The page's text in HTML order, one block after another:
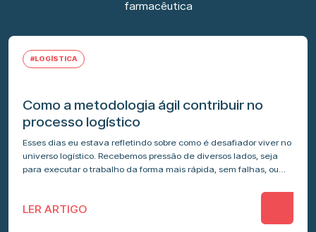
farmacêutica
#LOGÍSTICA
Como a metodologia ágil contribuir no
processo logístico
Esses dias eu estava refletindo sobre como é desafiador viver no
universo logístico. Recebemos pressão de diversos lados, seja
para executar o trabalho da forma mais rápida, sem falhas, ou…
LER ARTIGO